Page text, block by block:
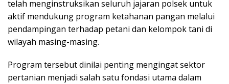
telah menginstruksikan seluruh jajaran polsek untuk
aktif mendukung program ketahanan pangan melalui
pendampingan terhadap petani dan kelompok tani di
wilayah masing-masing.
Program tersebut dinilai penting mengingat sektor
pertanian menjadi salah satu fondasi utama dalam